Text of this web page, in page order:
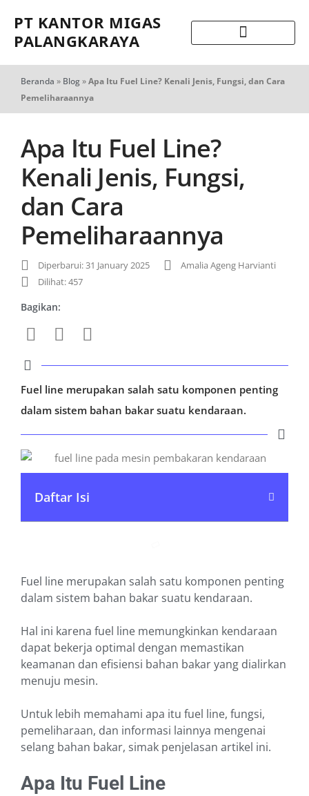
PT KANTOR MIGAS
PALANGKARAYA
Beranda » Blog»Apa Itu Fuel Line? Kenali Jenis, Fungsi, dan Cara
Pemeliharaannya
Apa Itu Fuel Line?
Kenali Jenis, Fungsi,
dan Cara
Pemeliharaannya
Diperbarui: 31 January 2025
Amalia Ageng Harvianti
Dilihat: 457
Bagikan:
Fuel line merupakan salah satu komponen penting
dalam sistem bahan bakar suatu kendaraan.
Daftar Isi
Fuel line merupakan salah satu komponen penting
dalam sistem bahan bakar suatu kendaraan.
Hal ini karena fuel line memungkinkan kendaraan
dapat bekerja optimal dengan memastikan
keamanan dan efisiensi bahan bakar yang dialirkan
menuju mesin.
Untuk lebih memahami apa itu fuel line, fungsi,
pemeliharaan, dan informasi lainnya mengenai
selang bahan bakar, simak penjelasan artikel ini.
Apa Itu Fuel Line